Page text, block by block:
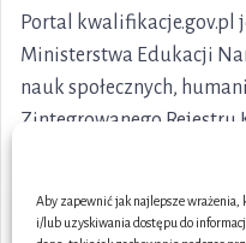
Aby zapewnić jak najlepsze wrażenia,
i/lub uzyskiwania dostępu do
Portal kwalifikacje.gov.pl
Ministerstwa Edukacji
nauk społecznych,
Zintegrowanego Rejestru